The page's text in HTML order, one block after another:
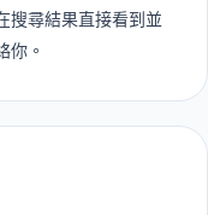
搜尋結果直接看到並
你。